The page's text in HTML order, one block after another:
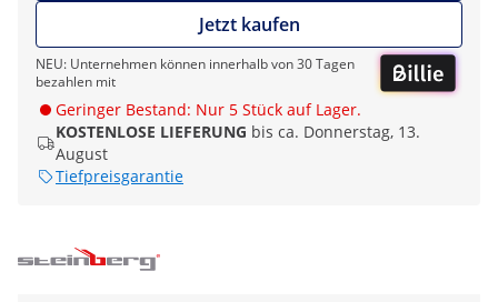
Jetzt kaufen
NEU: Unternehmen können innerhalb von 30 Tagen
bezahlen mit
Geringer Bestand: Nur 5 Stück auf Lager.
KOSTENLOSE LIEFERUNG bis ca. Donnerstag, 13.
August
Tiefpreisgarantie